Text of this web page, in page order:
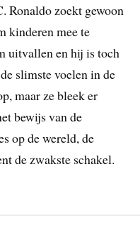
Ronaldo zoekt gewoon
kinderen mee te
uitvallen en hij is toch
slimste voelen in de
maar ze bleek er
bewijs van de
op de wereld, de
de zwakste schakel.